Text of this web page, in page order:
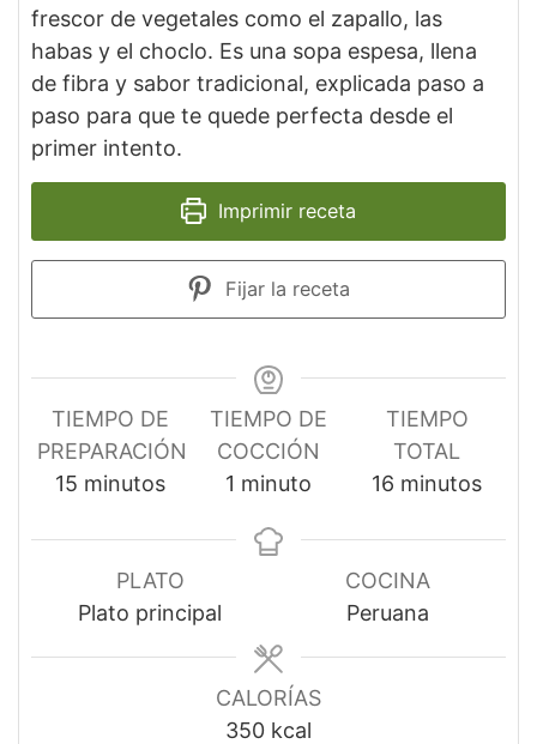
frescor de vegetales como el zapallo, las
habas y el choclo. Es una sopa espesa, llena
de fibra y sabor tradicional, explicada paso a
paso para que te quede perfecta desde el
primer intento.
Imprimir receta
Fijar la receta
TIEMPO DE
PREPARACIÓN
15 minutos
minutos
TIEMPO DE
COCCIÓN
1 minuto
minuto
TIEMPO
TOTAL
16 minutos
minutos
PLATO
Plato principal
COCINA
Peruana
CALORÍAS
350 kcal